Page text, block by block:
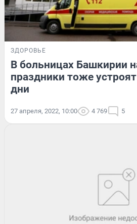
ЗДОРОВЬЕ
В больницах Башкирии
праздники тоже
дни
27 апреля, 2022, 10:00 4 769 5